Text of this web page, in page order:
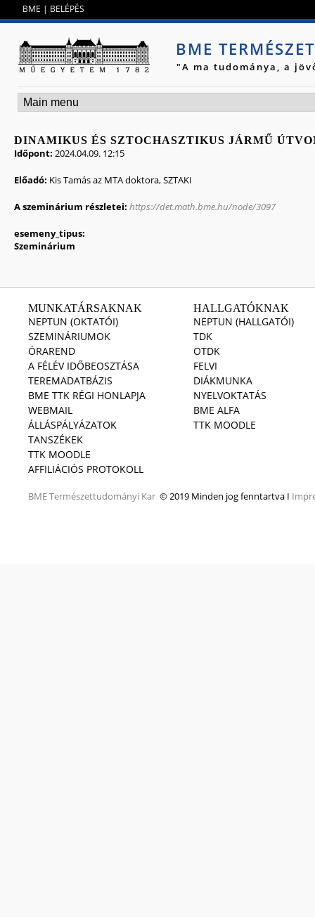
BME | BELÉPÉS
BME
"A ma tudománya, a
DINAMIKUS ÉS SZTOCHASZTIKUS JÁRMŰ
Időpont: 2024.04.09. 12:15
Előadó: Kis Tamás az MTA doktora, SZTAKI
A szeminárium részletei: https://det.math.bme.hu/node/3097
esemeny_tipus:
Szeminárium
MUNKATÁRSAKNAK
NEPTUN (OKTATÓI)
SZEMINÁRIUMOK
ÓRAREND
A FÉLÉV IDŐBEOSZTÁSA
TEREMADATBÁZIS
BME TTK RÉGI HONLAPJA
WEBMAIL
ÁLLÁSPÁLYÁZATOK
TANSZÉKEK
TTK MOODLE
AFFILIÁCIÓS PROTOKOLL
BMETermészettudományi Kar © 2019 Minden jog fenntartva I
HALLGATÓKNAK
NEPTUN (HALLGATÓI)
TDK
OTDK
FELVI
DIÁKMUNKA
NYELVOKTATÁS
BME ALFA
TTK MOODLE